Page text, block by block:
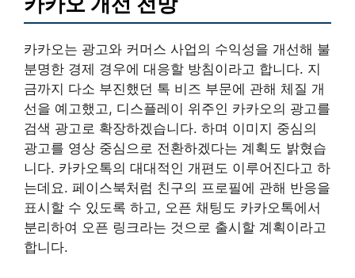
카카오는 광고와 커머스 사업의 수익성을 개선해 불
분명한 경제 경우에 대응할 방침이라고 합니다. 지
금까지 다소 부진했던 톡 비즈 부문에 관해 체질 개
선을 예고했고, 디스플레이 위주인 카카오의 광고를
검색 광고로 확장하겠습니다. 하며 이미지 중심의
광고를 영상 중심으로 전환하겠다는 계획도 밝혔습
니다. 카카오톡의 대대적인 개편도 이루어진다고 하
는데요. 페이스북처럼 친구의 프로필에 관해 반응을
표시할 수 있도록 하고, 오픈 채팅도 카카오톡에서
분리하여 오픈 링크라는 것으로 출시할 계획이라고
합니다.